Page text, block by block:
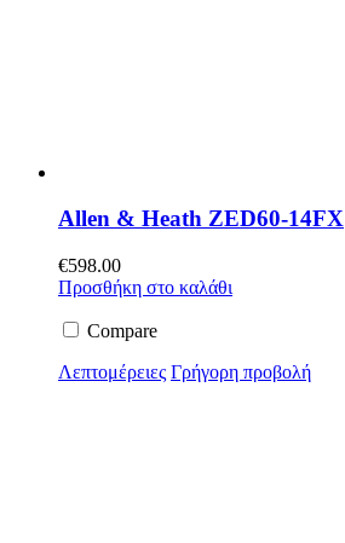
Allen & Heath ZED60-14FX
€598.00
Προσθήκη στο καλάθι
Compare
Λεπτομέρειες Γρήγορη προβολή